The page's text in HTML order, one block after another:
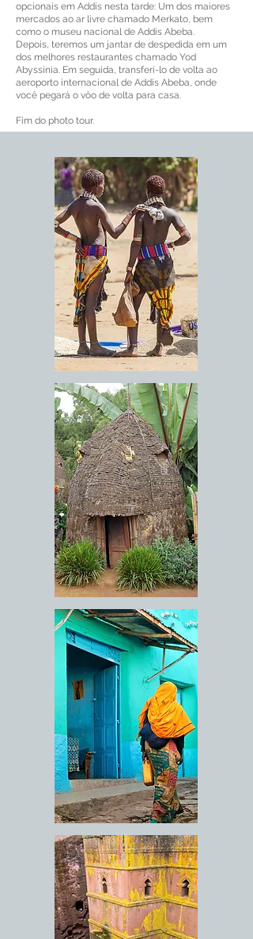
opcionais em Addis nesta tarde: Um dos maiores
mercados ao ar livre chamado Merkato, bem
como o museu nacional de Addis Abeba.
Depois, teremos um jantar de despedida em um
dos melhores restaurantes chamado Yod
Abyssinia. Em seguida, transferi-lo de volta ao
aeroporto internacional de Addis Abeba, onde
você pegará o vôo de volta para casa.
Fim do photo tour.